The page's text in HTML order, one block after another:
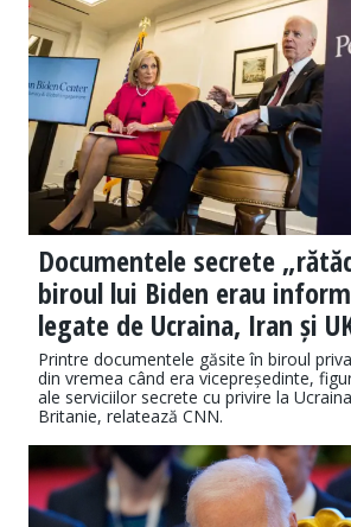
Documentele secrete
biroul lui Biden erau
legate de Ucraina, Iran și
Printre documentele găsite în biroul
din vremea când era vicepreședinte,
ale serviciilor secrete cu privire la
Britanie, relatează CNN.